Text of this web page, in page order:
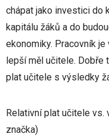
chápat jako investici do
kapitálu žáků a do
ekonomiky. Pracovník
lepší měl učitele. Dobře
plat učitele s výsledky
Relativní plat učitele vs.
značka)